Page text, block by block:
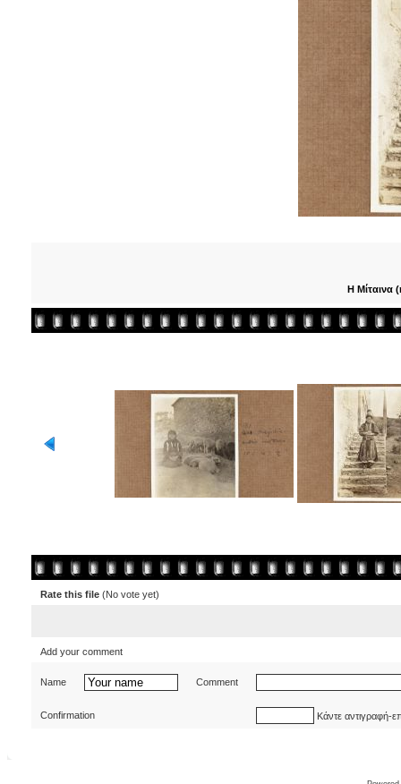
Η Μίταινα
Rate this file (No vote yet)
Add your comment
Name Comment
Confirmation Κάντε αντιγραφή-